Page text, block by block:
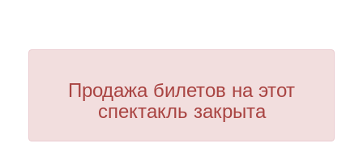
Продажа билетов на этот
спектакль закрыта